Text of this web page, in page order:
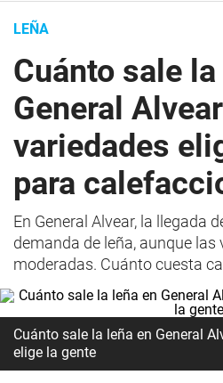
LEÑA
Cuánto sale
General
variedades
para
En General Alvear, la llegada
demanda de leña, aunque
moderadas. Cuánto cuesta
Cuánto sale la leña en General
elige la gente